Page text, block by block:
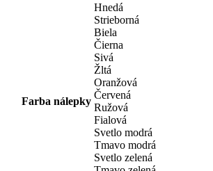
Farba nálepky
Hnedá
Strieborná
Biela
Čierna
Sivá
Žltá
Oranžová
Červená
Ružová
Fialová
Svetlo modrá
Tmavo modrá
Svetlo zelená